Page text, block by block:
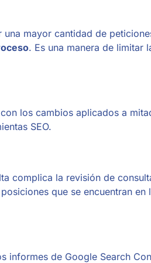
mayor cantidad de
. Es una manera de limitar
los cambios aplicados a
SEO.
complica la revisión de
que se encuentran
informes de Google Search